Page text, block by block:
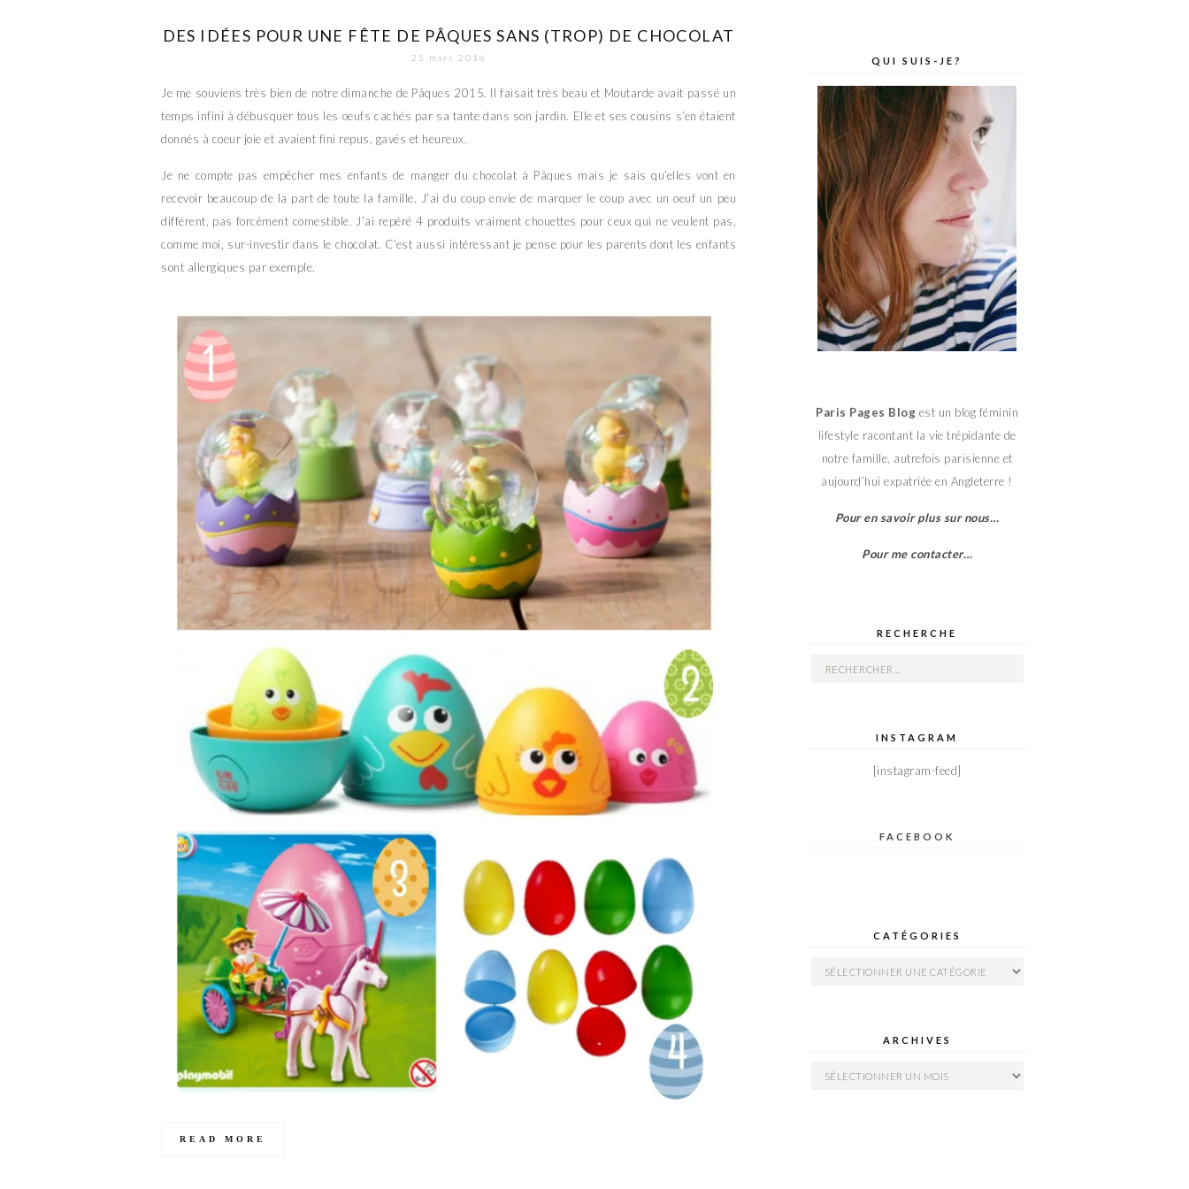
DES IDÉES POUR UNE FÊTE DE PÂQUES SANS (TROP) DE CHOCOLAT
25 mars 2016
Je me souviens très bien de notre dimanche de Pâques 2015. Il faisait très beau et Moutarde avait passé un
temps infini à débusquer tous les oeufs cachés par sa tante dans son jardin. Elle et ses cousins s’en étaient
donnés à coeur joie et avaient fini repus, gavés et heureux.
Je ne compte pas empêcher mes enfants de manger du chocolat à Pâques mais je sais qu’elles vont en
recevoir beaucoup de la part de toute la famille. J’ai du coup envie de marquer le coup avec un oeuf un peu
différent, pas forcément comestible. J’ai repéré 4 produits vraiment chouettes pour ceux qui ne veulent pas,
comme moi, sur-investir dans le chocolat. C’est aussi intéressant je pense pour les parents dont les enfants
sont allergiques par exemple.
READ MORE
QUI SUIS-JE?
Paris Pages Blog est un blog féminin
lifestyle racontant la vie trépidante de
notre famille, autrefois parisienne et
aujourd’hui expatriée en Angleterre !
Pour en savoir plus sur nous…
Pour me contacter…
RECHERCHE
Rechercher :
INSTAGRAM
[instagram-feed]
FACEBOOK
CATÉGORIES
Catégories
ARCHIVES
Archives